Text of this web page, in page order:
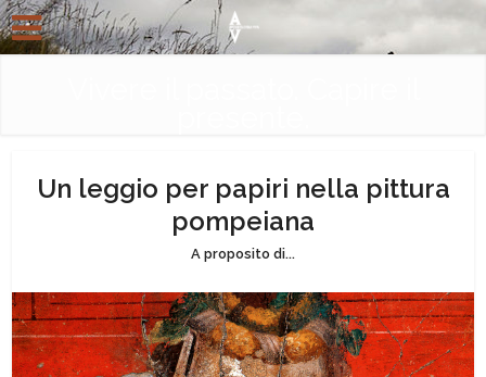
Un leggio per papiri nella pittura
pompeiana
A proposito di...